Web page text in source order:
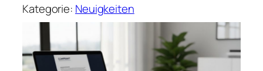
Kategorie: Neuigkeiten